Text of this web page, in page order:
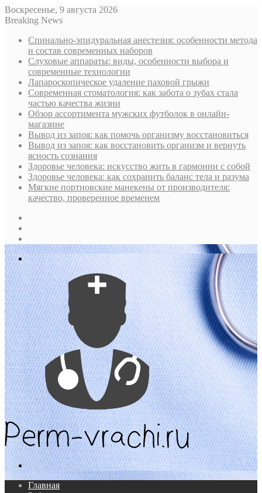
Воскресенье, 9 августа 2026
Breaking News
Спинально-эпидуральная анестезия: особенности метода
и состав современных наборов
Слуховые аппараты: виды, особенности выбора и
современные технологии
Лапароскопическое удаление паховой грыжи
Современная стоматология: как забота о зубах стала
частью качества жизни
Обзор ассортимента мужских футболок в онлайн-
магазине
Вывод из запоя: как помочь организму восстановиться
Вывод из запоя: как восстановить организм и вернуть
ясность сознания
Здоровье человека: искусство жить в гармонии с собой
Здоровье человека: как сохранить баланс тела и разума
Мягкие портновские манекены от производителя:
качество, проверенное временем
In
Меню
Поиск...
Главная